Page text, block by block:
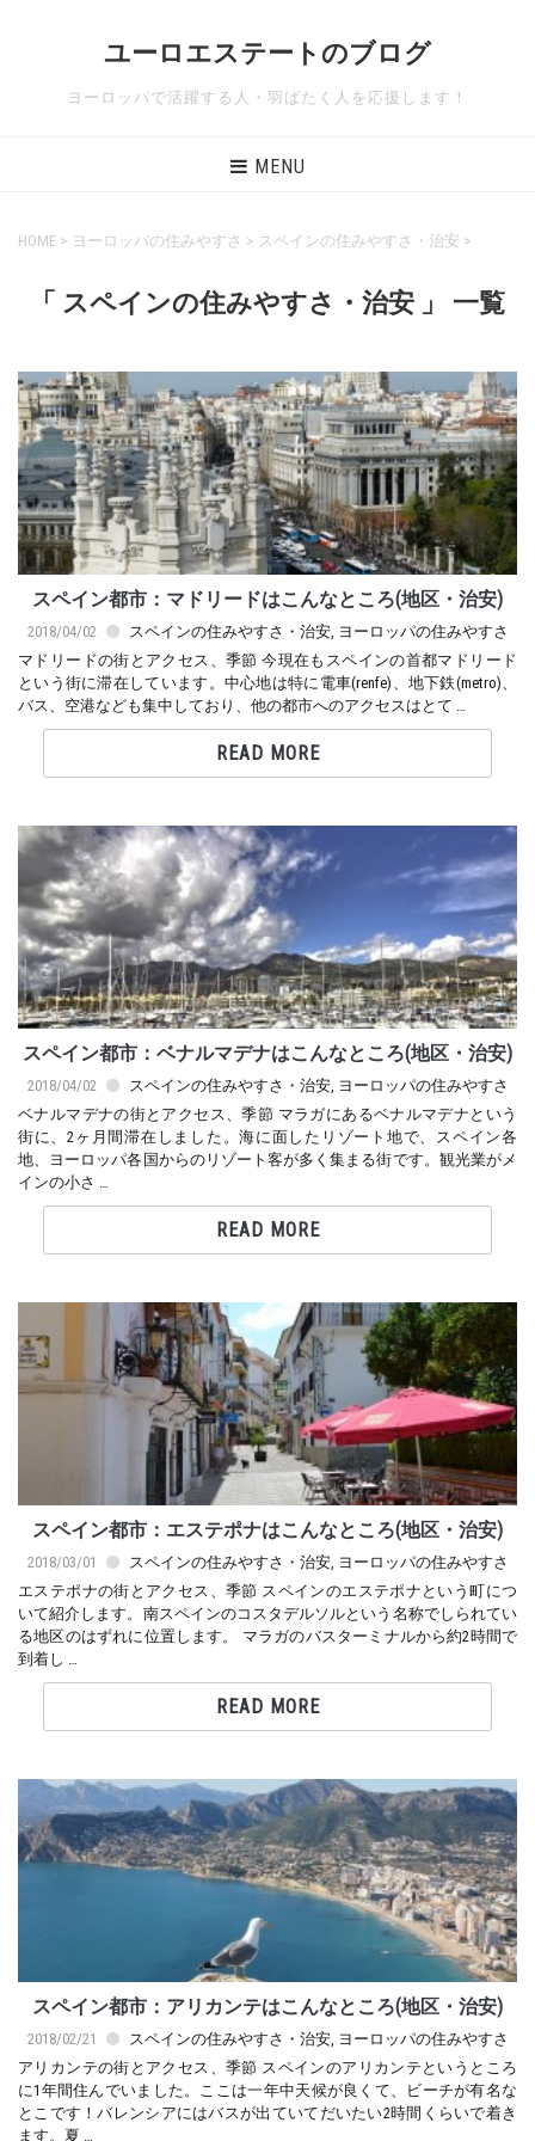
ユーロエステートのブログ
ヨーロッパで活躍する人・羽ばたく人を応援します！
MENU
HOME > ヨーロッパの住みやすさ > スペインの住みやすさ・治安 >
「 スペインの住みやすさ・治安 」 一覧
スペイン都市：マドリードはこんなところ(地区・治安)
2018/04/02 スペインの住みやすさ・治安, ヨーロッパの住みやすさ
マドリードの街とアクセス、季節 今現在もスペインの首都マドリード
という街に滞在しています。中心地は特に電車(renfe)、地下鉄(metro)、
バス、空港なども集中しており、他の都市へのアクセスはとて …
READ MORE
スペイン都市：ベナルマデナはこんなところ(地区・治安)
2018/04/02 スペインの住みやすさ・治安, ヨーロッパの住みやすさ
ベナルマデナの街とアクセス、季節 マラガにあるベナルマデナという
街に、2ヶ月間滞在しました。海に面したリゾート地で、スペイン各
地、ヨーロッパ各国からのリゾート客が多く集まる街です。観光業がメ
インの小さ …
READ MORE
スペイン都市：エステポナはこんなところ(地区・治安)
2018/03/01 スペインの住みやすさ・治安, ヨーロッパの住みやすさ
エステポナの街とアクセス、季節 スペインのエステポナという町につ
いて紹介します。南スペインのコスタデルソルという名称でしられてい
る地区のはずれに位置します。 マラガのバスターミナルから約2時間で
到着し …
READ MORE
スペイン都市：アリカンテはこんなところ(地区・治安)
2018/02/21 スペインの住みやすさ・治安, ヨーロッパの住みやすさ
アリカンテの街とアクセス、季節 スペインのアリカンテというところ
に1年間住んでいました。ここは一年中天候が良くて、ビーチが有名な
とこです！バレンシアにはバスが出ていてだいたい2時間くらいで着き
ます。夏 …